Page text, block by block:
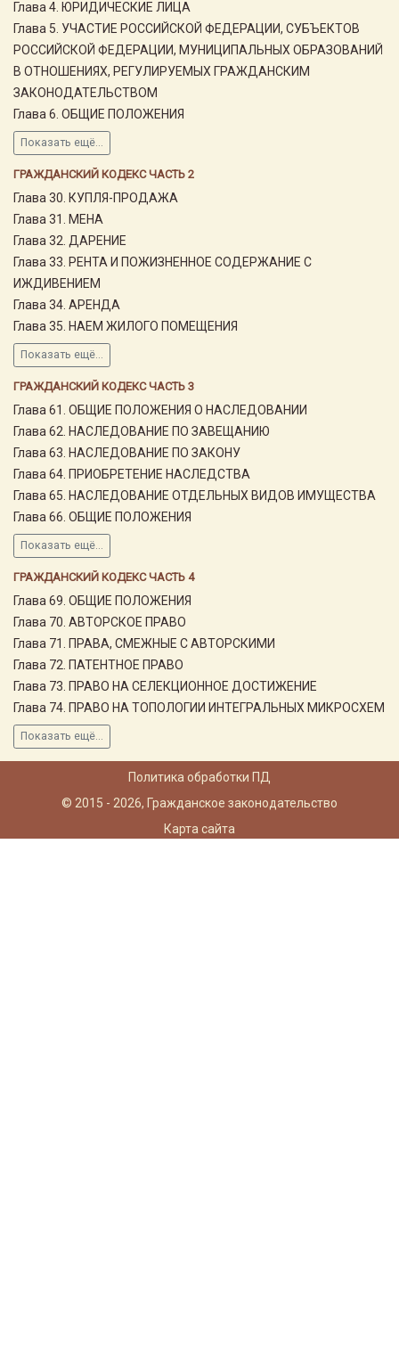
Глава 4. ЮРИДИЧЕСКИЕ ЛИЦА
Глава 5. УЧАСТИЕ РОССИЙСКОЙ ФЕДЕРАЦИИ, СУБЪЕКТОВ
РОССИЙСКОЙ ФЕДЕРАЦИИ, МУНИЦИПАЛЬНЫХ ОБРАЗОВАНИЙ
В ОТНОШЕНИЯХ, РЕГУЛИРУЕМЫХ ГРАЖДАНСКИМ
ЗАКОНОДАТЕЛЬСТВОМ
Глава 6. ОБЩИЕ ПОЛОЖЕНИЯ
Показать ещё...
ГРАЖДАНСКИЙ КОДЕКС ЧАСТЬ 2
Глава 30. КУПЛЯ-ПРОДАЖА
Глава 31. МЕНА
Глава 32. ДАРЕНИЕ
Глава 33. РЕНТА И ПОЖИЗНЕННОЕ СОДЕРЖАНИЕ С
ИЖДИВЕНИЕМ
Глава 34. АРЕНДА
Глава 35. НАЕМ ЖИЛОГО ПОМЕЩЕНИЯ
Показать ещё...
ГРАЖДАНСКИЙ КОДЕКС ЧАСТЬ 3
Глава 61. ОБЩИЕ ПОЛОЖЕНИЯ О НАСЛЕДОВАНИИ
Глава 62. НАСЛЕДОВАНИЕ ПО ЗАВЕЩАНИЮ
Глава 63. НАСЛЕДОВАНИЕ ПО ЗАКОНУ
Глава 64. ПРИОБРЕТЕНИЕ НАСЛЕДСТВА
Глава 65. НАСЛЕДОВАНИЕ ОТДЕЛЬНЫХ ВИДОВ ИМУЩЕСТВА
Глава 66. ОБЩИЕ ПОЛОЖЕНИЯ
Показать ещё...
ГРАЖДАНСКИЙ КОДЕКС ЧАСТЬ 4
Глава 69. ОБЩИЕ ПОЛОЖЕНИЯ
Глава 70. АВТОРСКОЕ ПРАВО
Глава 71. ПРАВА, СМЕЖНЫЕ С АВТОРСКИМИ
Глава 72. ПАТЕНТНОЕ ПРАВО
Глава 73. ПРАВО НА СЕЛЕКЦИОННОЕ ДОСТИЖЕНИЕ
Глава 74. ПРАВО НА ТОПОЛОГИИ ИНТЕГРАЛЬНЫХ МИКРОСХЕМ
Показать ещё...
Политика обработки ПД
© 2015 - 2026, Гражданское законодательство
Карта сайта